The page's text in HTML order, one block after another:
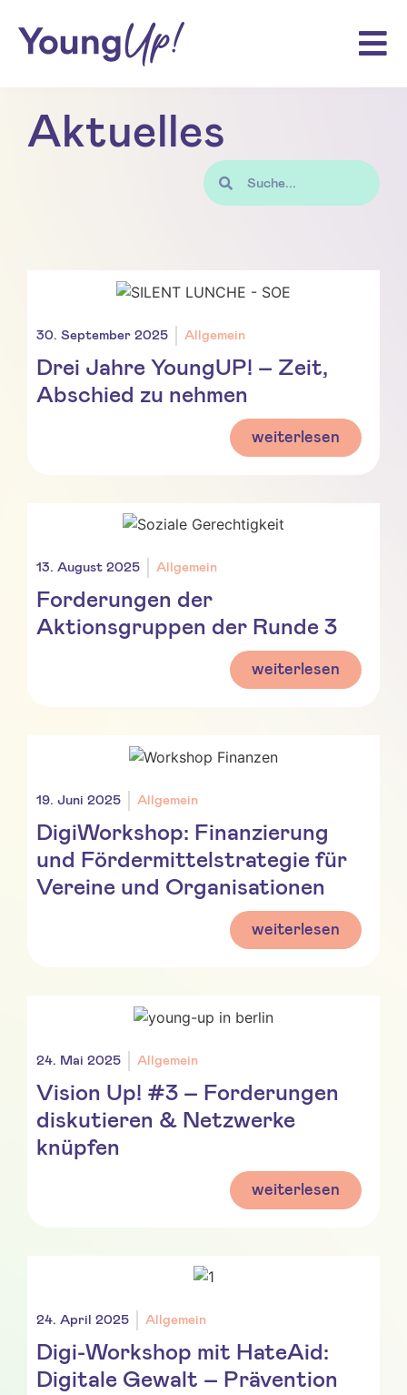
Aktuelles
30. September 2025 Allgemein
Drei Jahre YoungUP! – Zeit,
Abschied zu nehmen
weiterlesen
13. August 2025 Allgemein
Forderungen der
Aktionsgruppen der Runde 3
weiterlesen
19. Juni 2025 Allgemein
DigiWorkshop: Finanzierung
und Fördermittelstrategie für
Vereine und Organisationen
weiterlesen
24. Mai 2025 Allgemein
Vision Up! #3 – Forderungen
diskutieren & Netzwerke
knüpfen
weiterlesen
24. April 2025 Allgemein
Digi-Workshop mit HateAid:
Digitale Gewalt – Prävention